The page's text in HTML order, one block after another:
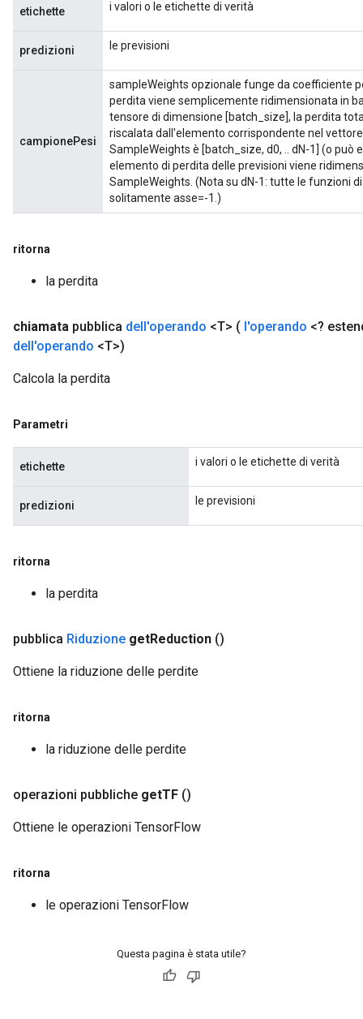
etichette i valori o le etichette di verità
predizioni le previsioni
campionePesi
sampleWeights opzionale funge da coefficiente
perdita viene semplicemente ridimensionata in
tensore di dimensione [batch_size], la perdita
riscalata dall'elemento corrispondente nel
SampleWeights è [batch_size, d0, .. dN-1] (o
elemento di perdita delle previsioni viene
SampleWeights. (Nota su dN-1: tutte le funzioni
solitamente asse=-1.)
ritorna
la perdita
chiamata pubblica dell'operando <T> ( l'operando <?
dell'operando <T>)
Calcola la perdita
Parametri
etichette i valori o le etichette di verità
predizioni le previsioni
ritorna
la perdita
pubblica Riduzione getReduction ()
Ottiene la riduzione delle perdite
ritorna
la riduzione delle perdite
operazioni pubbliche getTF ()
Ottiene le operazioni TensorFlow
ritorna
le operazioni TensorFlow
Questa pagina è stata utile?